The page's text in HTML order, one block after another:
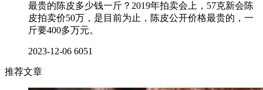
最贵的陈皮多少钱一斤？2019年拍卖会上，57克新会陈
皮拍卖价50万，是目前为止，陈皮公开价格最贵的，一
斤要400多万元。
2023-12-06 6051
推荐文章